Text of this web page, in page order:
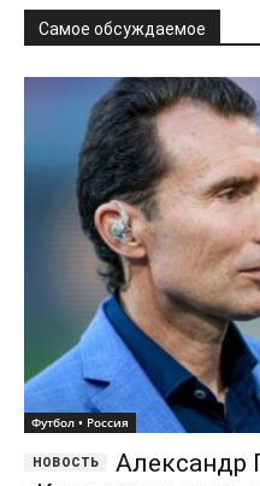
Самое обсуждаемое
Футбол • Россия
Александр